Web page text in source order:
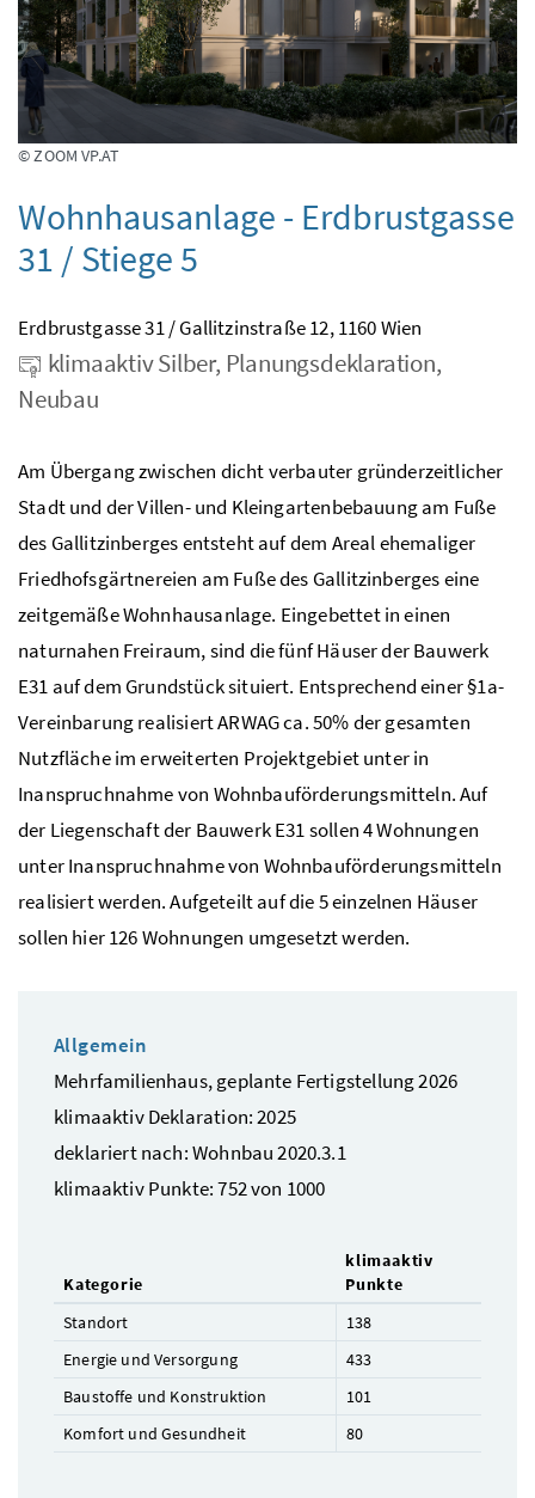
© ZOOM VP.AT
Wohnhausanlage - Erdbrustgasse
31 / Stiege 5
Erdbrustgasse 31 / Gallitzinstraße 12, 1160 Wien
klimaaktiv Silber, Planungsdeklaration,
Neubau
Am Übergang zwischen dicht verbauter gründerzeitlicher
Stadt und der Villen- und Kleingartenbebauung am Fuße
des Gallitzinberges entsteht auf dem Areal ehemaliger
Friedhofsgärtnereien am Fuße des Gallitzinberges eine
zeitgemäße Wohnhausanlage. Eingebettet in einen
naturnahen Freiraum, sind die fünf Häuser der Bauwerk
E31 auf dem Grundstück situiert. Entsprechend einer §1a-
Vereinbarung realisiert ARWAG ca. 50% der gesamten
Nutzfläche im erweiterten Projektgebiet unter in
Inanspruchnahme von Wohnbauförderungsmitteln. Auf
der Liegenschaft der Bauwerk E31 sollen 4 Wohnungen
unter Inanspruchnahme von Wohnbauförderungsmitteln
realisiert werden. Aufgeteilt auf die 5 einzelnen Häuser
sollen hier 126 Wohnungen umgesetzt werden.
Allgemein
Mehrfamilienhaus, geplante Fertigstellung 2026
klimaaktiv Deklaration: 2025
deklariert nach: Wohnbau 2020.3.1
klimaaktiv Punkte: 752 von 1000
Kategorie
klimaaktiv
Punkte
Standort
138
Energie und Versorgung
433
Baustoffe und Konstruktion
101
Komfort und Gesundheit
80